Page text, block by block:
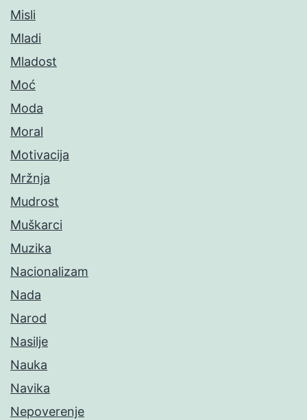
Misli
Mladi
Mladost
Moć
Moda
Moral
Motivacija
Mržnja
Mudrost
Muškarci
Muzika
Nacionalizam
Nada
Narod
Nasilje
Nauka
Navika
Nepoverenje